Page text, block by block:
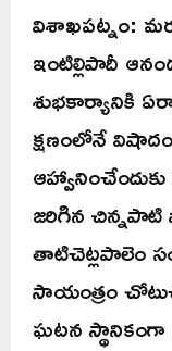
విశాఖపట్నం:
ఇంటిల్లిపాదీ
శుభకార్యానికి
క్షణంలోనే
జరిగిన
తాటిచెట్లపాలెం
సాయంత్రం
ఘటన స్థానికంగా